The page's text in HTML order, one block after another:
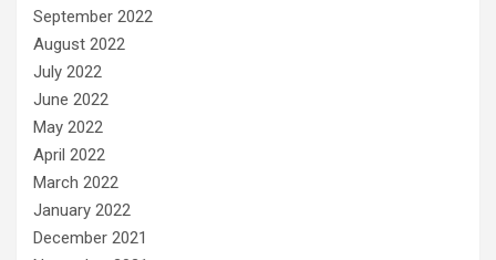
September 2022
August 2022
July 2022
June 2022
May 2022
April 2022
March 2022
January 2022
December 2021